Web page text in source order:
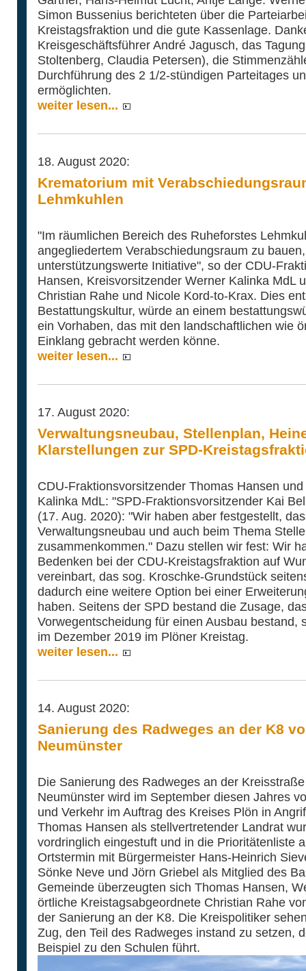
Simon Bussenius berichteten über die
Kreistagsfraktion und die gute Kassenlage.
Kreisgeschäftsführer André Jagusch, das
Stoltenberg, Claudia Petersen), die
Durchführung des 2 1/2-stündigen Parteitages
ermöglichten.
weiter lesen...
18. August 2020:
Krematorium mit
Lehmkuhlen
"Im räumlichen Bereich des Ruheforstes
angegliedertem Verabschiedungsraum zu
unterstützungswerte Initiative", so der CDU-
Hansen, Kreisvorsitzender Werner Kalinka MdL
Christian Rahe und Nicole Kord-to-Krax. Dies
Bestattungskultur, würde an einem
ein Vorhaben, das mit den landschaftlichen wie
Einklang gebracht werden könne.
weiter lesen...
17. August 2020:
Verwaltungsneubau, Stellenplan,
Klarstellungen zur SPD-
CDU-Fraktionsvorsitzender Thomas Hansen
Kalinka MdL: "SPD-Fraktionsvorsitzender Kai
(17. Aug. 2020): "Wir haben aber festgestellt,
Verwaltungsneubau und auch beim Thema
zusammenkommen." Dazu stellen wir fest: Wir
Bedenken bei der CDU-Kreistagsfraktion auf
vereinbart, das sog. Kroschke-Grundstück
dadurch eine weitere Option bei einer
haben. Seitens der SPD bestand die Zusage,
Vorwegentscheidung für einen Ausbau bestand,
im Dezember 2019 im Plöner Kreistag.
weiter lesen...
14. August 2020:
Sanierung des Radweges an der K8
Neumünster
Die Sanierung des Radweges an der
Neumünster wird im September diesen Jahres
und Verkehr im Auftrag des Kreises Plön in
Thomas Hansen als stellvertretender Landrat
vordringlich eingestuft und in die Prioritätenliste
Ortstermin mit Bürgermeister Hans-Heinrich
Sönke Neve und Jörn Griebel als Mitglied des
Gemeinde überzeugten sich Thomas Hansen,
örtliche Kreistagsabgeordnete Christian Rahe
der Sanierung an der K8. Die Kreispolitiker
Zug, den Teil des Radweges instand zu setzen,
Beispiel zu den Schulen führt.